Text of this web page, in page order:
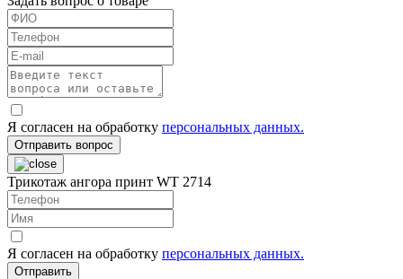
Я согласен на обработку персональных данных.
Отправить вопрос
Трикотаж ангора принт WT 2714
Я согласен на обработку персональных данных.
Отправить